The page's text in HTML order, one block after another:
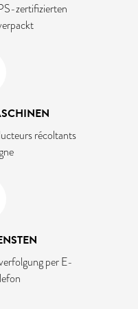
zertifizierten
récoltants
per E-